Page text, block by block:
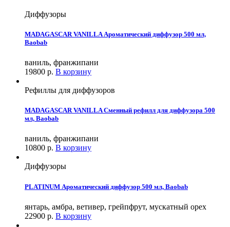
Диффузоры
MADAGASCAR VANILLA Ароматический диффузор 500 мл,
Baobab
ваниль, франжипани
19800 р. В корзину
Рефиллы для диффузоров
MADAGASCAR VANILLA Сменный рефилл для диффузора 500
мл, Baobab
ваниль, франжипани
10800 р. В корзину
Диффузоры
PLATINUM Ароматический диффузор 500 мл, Baobab
янтарь, амбра, ветивер, грейпфрут, мускатный орех
22900 р. В корзину